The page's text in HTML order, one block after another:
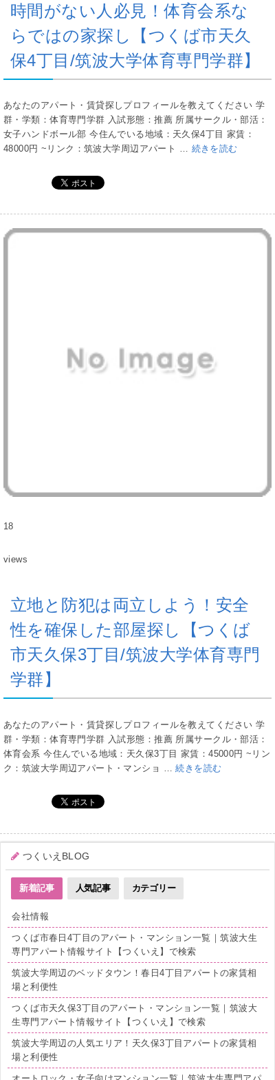
時間がない人必見！体育会系な
らではの家探し【つくば市天久
保4丁目/筑波大学体育専門学群】
あなたのアパート・賃貸探しプロフィールを教えてください 学
群・学類：体育専門学群 入試形態：推薦 所属サークル・部活：
女子ハンドボール部 今住んでいる地域：天久保4丁目 家賃：
48000円 ~リンク：筑波大学周辺アパート … 続きを読む
18
views
立地と防犯は両立しよう！安全
性を確保した部屋探し【つくば
市天久保3丁目/筑波大学体育専門
学群】
あなたのアパート・賃貸探しプロフィールを教えてください 学
群・学類：体育専門学群 入試形態：推薦 所属サークル・部活：
体育会系 今住んでいる地域：天久保3丁目 家賃：45000円 ~リン
ク：筑波大学周辺アパート・マンショ …続きを読む
つくいえBLOG
新着記事 人気記事 カテゴリー
会社情報
つくば市春日4丁目のアパート・マンション一覧｜筑波大生
専門アパート情報サイト【つくいえ】で検索
筑波大学周辺のベッドタウン！春日4丁目アパートの家賃相
場と利便性
つくば市天久保3丁目のアパート・マンション一覧｜筑波大
生専門アパート情報サイト【つくいえ】で検索
筑波大学周辺の人気エリア！天久保3丁目アパートの家賃相
場と利便性